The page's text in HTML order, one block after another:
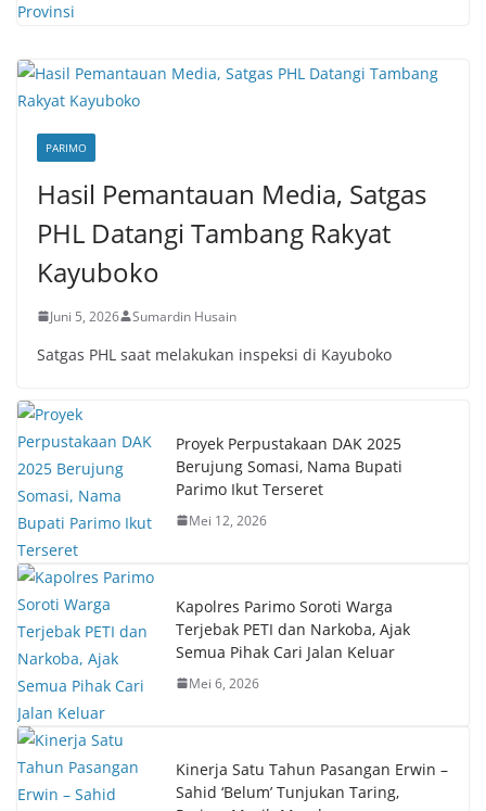
PARIMO
Hasil Pemantauan Media, Satgas
PHL Datangi Tambang Rakyat
Kayuboko
Juni 5, 2026 Sumardin Husain
Satgas PHL saat melakukan inspeksi di Kayuboko
Proyek Perpustakaan DAK 2025
Berujung Somasi, Nama Bupati
Parimo Ikut Terseret
Mei 12, 2026
Kapolres Parimo Soroti Warga
Terjebak PETI dan Narkoba, Ajak
Semua Pihak Cari Jalan Keluar
Mei 6, 2026
Kinerja Satu Tahun Pasangan Erwin –
Sahid ‘Belum’ Tunjukan Taring,